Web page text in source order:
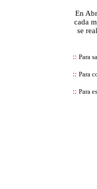
En
cada
se
:: Para
:: Para
:: Para